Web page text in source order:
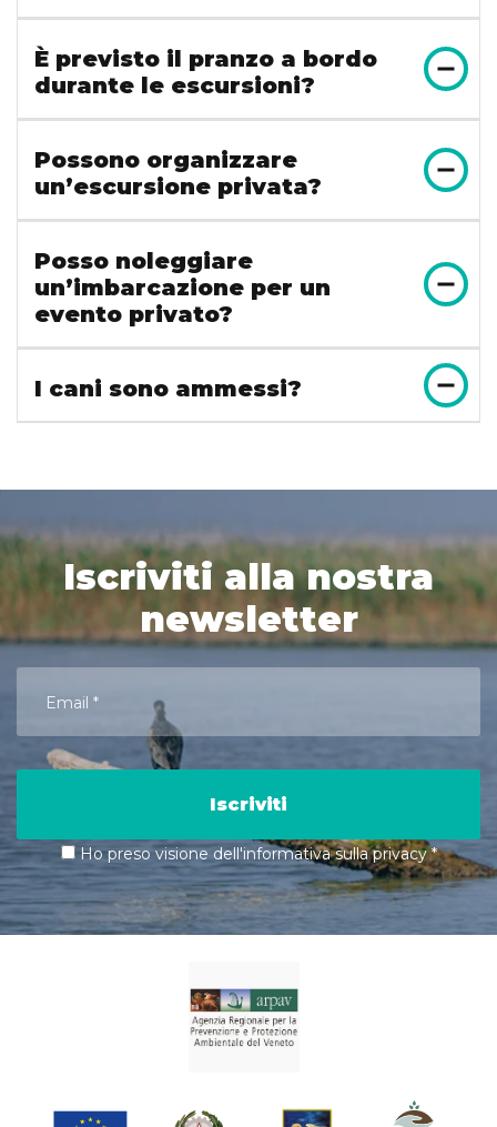
È previsto il pranzo a bordo
durante le escursioni?
Possono organizzare
un’escursione privata?
Posso noleggiare
un’imbarcazione per un
evento privato?
I cani sono ammessi?
Iscriviti alla nostra
newsletter
Iscriviti
Ho preso visione dell'informativa sulla privacy *